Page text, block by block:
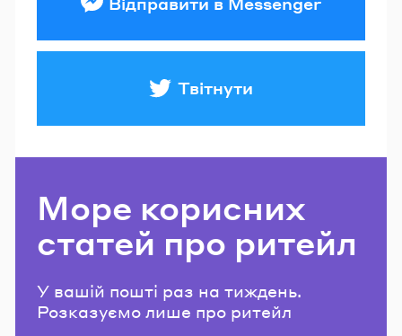
Твітнути
Море корисних
статей про ритейл
У вашій пошті раз на тиждень.
Розказуємо лише про ритейл